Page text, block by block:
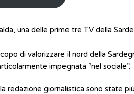
una delle prime tre TV della
di valorizzare il nord della
impegnata “nel sociale”.
redazione giornalistica sono state